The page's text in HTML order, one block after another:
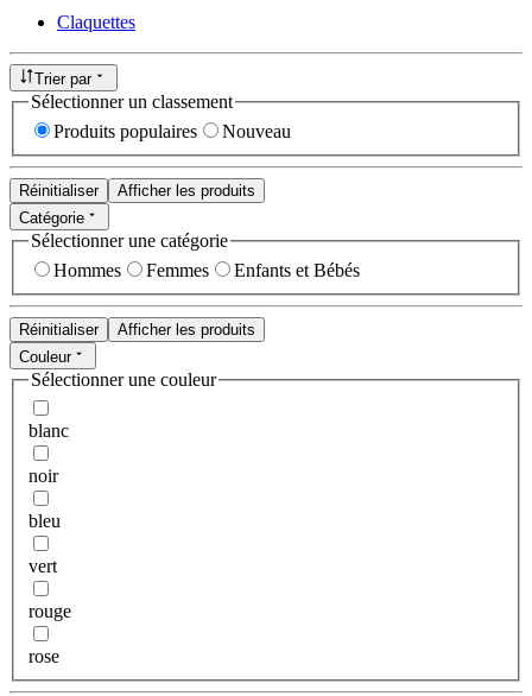
Claquettes
Trier par
Sélectionner un classement
Produits populaires
Nouveau
Réinitialiser
Afficher les produits
Catégorie
Sélectionner une catégorie
Hommes
Femmes Enfants et Bébés
Réinitialiser
Afficher les produits
Couleur
Sélectionner une couleur
blanc
noir
bleu
vert
rouge
rose